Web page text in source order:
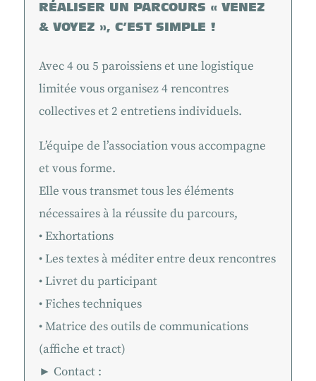
RÉALISER UN PARCOURS « VENEZ
& VOYEZ », C’EST SIMPLE !
Avec 4 ou 5 paroissiens et une logistique
limitée vous organisez 4 rencontres
collectives et 2 entretiens individuels.
L’équipe de l’association vous accompagne
et vous forme.
Elle vous transmet tous les éléments
nécessaires à la réussite du parcours,
• Exhortations
• Les textes à méditer entre deux rencontres
• Livret du participant
• Fiches techniques
• Matrice des outils de communications
(affiche et tract)
► Contact :